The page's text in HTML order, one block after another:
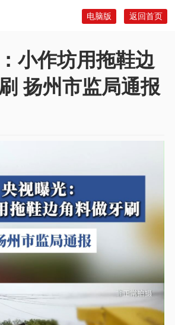
返回首页
电脑版
小作坊用拖鞋边
扬州市监局通报